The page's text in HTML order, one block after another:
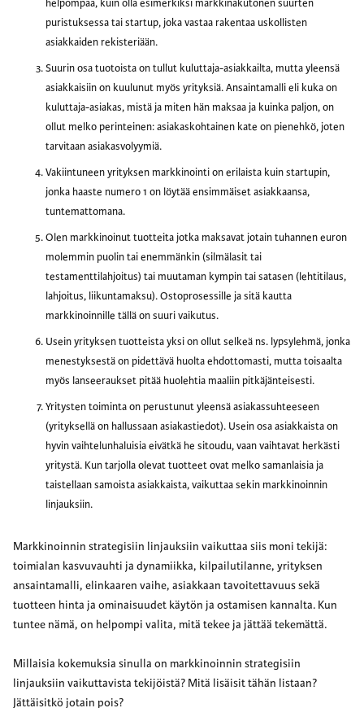
helpompaa, kuin olla esimerkiksi markkinakutonen suurten
puristuksessa tai startup, joka vastaa rakentaa uskollisten
asiakkaiden rekisteriään.
Suurin osa tuotoista on tullut kuluttaja-asiakkailta, mutta yleensä
asiakkaisiin on kuulunut myös yrityksiä. Ansaintamalli eli kuka on
kuluttaja-asiakas, mistä ja miten hän maksaa ja kuinka paljon, on
ollut melko perinteinen: asiakaskohtainen kate on pienehkö, joten
tarvitaan asiakasvolyymiä.
Vakiintuneen yrityksen markkinointi on erilaista kuin startupin,
jonka haaste numero 1 on löytää ensimmäiset asiakkaansa,
tuntemattomana.
Olen markkinoinut tuotteita jotka maksavat jotain tuhannen euron
molemmin puolin tai enemmänkin (silmälasit tai
testamenttilahjoitus) tai muutaman kympin tai satasen (lehtitilaus,
lahjoitus, liikuntamaksu). Ostoprosessille ja sitä kautta
markkinoinnille tällä on suuri vaikutus.
Usein yrityksen tuotteista yksi on ollut selkeä ns. lypsylehmä, jonka
menestyksestä on pidettävä huolta ehdottomasti, mutta toisaalta
myös lanseeraukset pitää huolehtia maaliin pitkäjänteisesti.
Yritysten toiminta on perustunut yleensä asiakassuhteeseen
(yrityksellä on hallussaan asiakastiedot). Usein osa asiakkaista on
hyvin vaihtelunhaluisia eivätkä he sitoudu, vaan vaihtavat herkästi
yritystä. Kun tarjolla olevat tuotteet ovat melko samanlaisia ja
taistellaan samoista asiakkaista, vaikuttaa sekin markkinoinnin
linjauksiin.
Markkinoinnin strategisiin linjauksiin vaikuttaa siis moni tekijä:
toimialan kasvuvauhti ja dynamiikka, kilpailutilanne, yrityksen
ansaintamalli, elinkaaren vaihe, asiakkaan tavoitettavuus sekä
tuotteen hinta ja ominaisuudet käytön ja ostamisen kannalta. Kun
tuntee nämä, on helpompi valita, mitä tekee ja jättää tekemättä.
Millaisia kokemuksia sinulla on markkinoinnin strategisiin
linjauksiin vaikuttavista tekijöistä? Mitä lisäisit tähän listaan?
Jättäisitkö jotain pois?